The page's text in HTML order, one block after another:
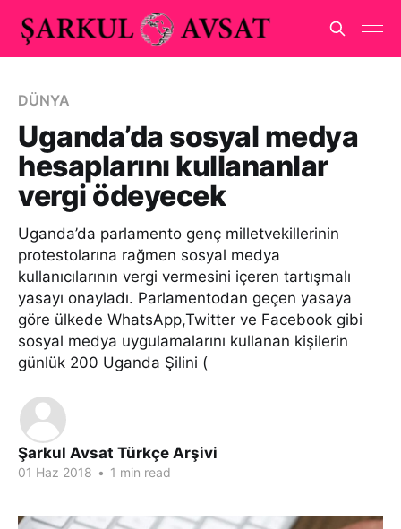
DÜNYA
Uganda’da sosyal medya
hesaplarını kullananlar
vergi ödeyecek
Uganda’da parlamento genç milletvekillerinin
protestolarına rağmen sosyal medya
kullanıcılarının vergi vermesini içeren tartışmalı
yasayı onayladı. Parlamentodan geçen yasaya
göre ülkede WhatsApp,Twitter ve Facebook gibi
sosyal medya uygulamalarını kullanan kişilerin
günlük 200 Uganda Şilini (
Şarkul Avsat Türkçe Arşivi
01 Haz 2018 • 1 min read